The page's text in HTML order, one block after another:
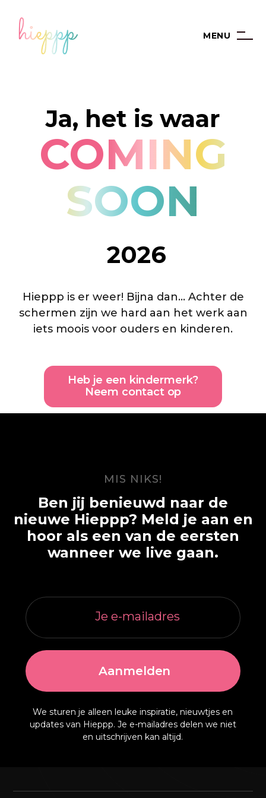
MENU
Ja, het is waar
COMING
SOON
2026
Hieppp is er weer! Bijna dan... Achter de
schermen zijn we hard aan het werk aan
iets moois voor ouders en kinderen.
Heb je een kindermerk?
Neem contact op
MIS NIKS!
Ben jij benieuwd naar de
nieuwe Hieppp? Meld je aan en
hoor als een van de eersten
wanneer we live gaan.
We sturen je alleen leuke inspiratie, nieuwtjes en
updates van Hieppp. Je e-mailadres delen we niet
en uitschrijven kan altijd.